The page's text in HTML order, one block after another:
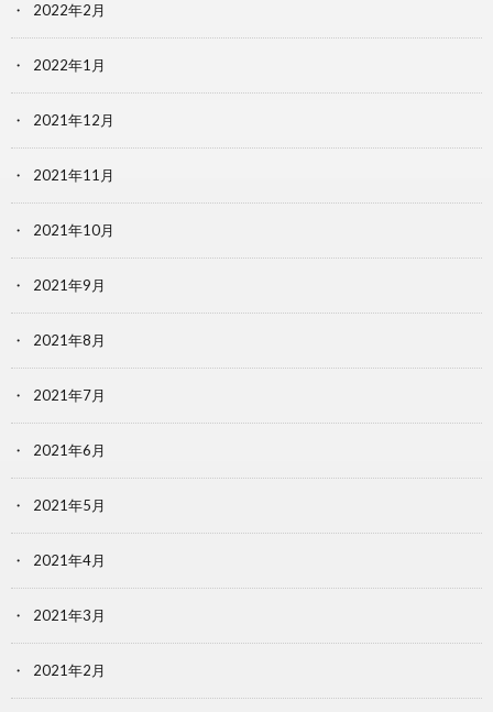
2022年2月
2022年1月
2021年12月
2021年11月
2021年10月
2021年9月
2021年8月
2021年7月
2021年6月
2021年5月
2021年4月
2021年3月
2021年2月